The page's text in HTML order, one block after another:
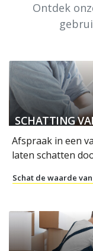
Ontdek
SCHATTING
Afspraak in een
laten schatten
Schat de waarde